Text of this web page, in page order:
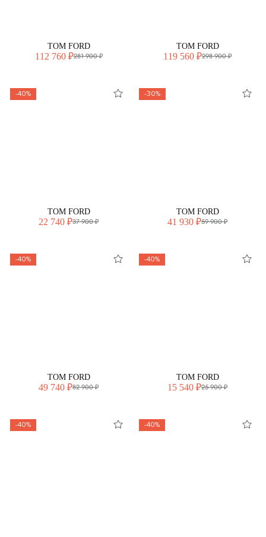
TOM FORD
112 760 ₽281 900 ₽
TOM FORD
119 560 ₽298 900 ₽
-40%
TOM FORD
22 740 ₽37 900 ₽
-30%
TOM FORD
41 930 ₽59 900 ₽
-40%
TOM FORD
49 740 ₽82 900 ₽
-40%
TOM FORD
15 540 ₽25 900 ₽
-40% -40%